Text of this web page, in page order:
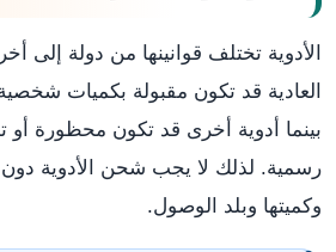
الأدوية تختلف قوانينها من دولة إلى
العادية قد تكون مقبولة بكميات
بينما أدوية أخرى قد تكون محظورة أو
رسمية. لذلك لا يجب شحن الأدوية دون
وكميتها وبلد الوصول.